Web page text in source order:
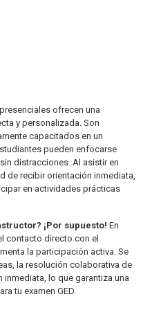
ofrecen una
y personalizada. Son
capacitados en un
pueden enfocarse
distracciones. Al asistir en
de recibir orientación inmediata,
en actividades prácticas
¡Por supuesto! En
contacto directo con el
la participación activa. Se
la resolución colaborativa de
lo que garantiza una
tu examen GED.